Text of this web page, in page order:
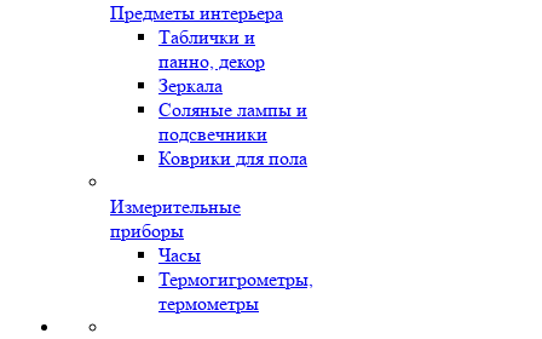
Предметы интерьера
Таблички и
панно, декор
Зеркала
Соляные лампы и
подсвечники
Коврики для пола
Измерительные
приборы
Часы
Термогигрометры,
термометры